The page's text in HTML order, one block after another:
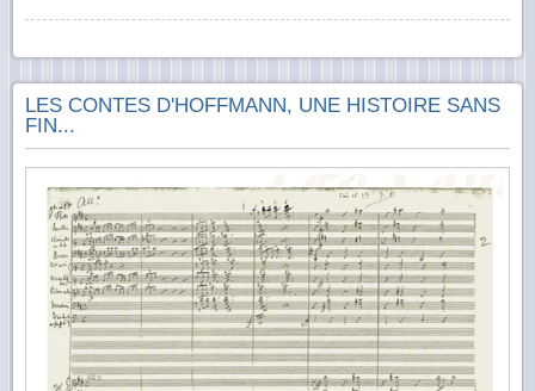
LES CONTES D'HOFFMANN, UNE HISTOIRE SANS
FIN...